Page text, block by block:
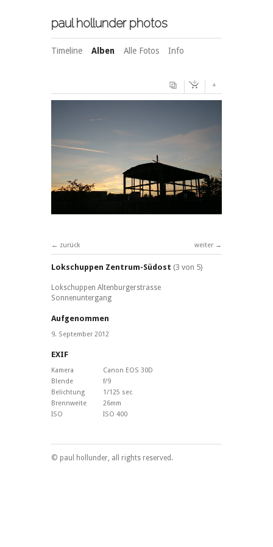
paul hollunder photos
Timeline Alben Alle Fotos Info
+
weiter
zurück
Lokschuppen Zentrum-Südost (3 von 5)
Lokschuppen Altenburgerstrasse
Sonnenuntergang
Aufgenommen
9. September 2012
EXIF
Kamera
Canon EOS 30D
Blende
f/9
Belichtung
1/125 sec
Brennweite
26mm
ISO
ISO 400
© paul hollunder, all rights reserved.